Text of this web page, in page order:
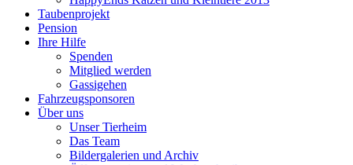
Taubenprojekt
Pension
Ihre Hilfe
Spenden
Mitglied werden
Gassigehen
Fahrzeugsponsoren
Über uns
Unser Tierheim
Das Team
Bildergalerien und Archiv